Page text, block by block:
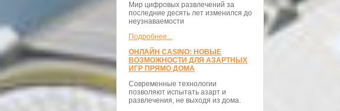
Мир цифровых развлечений за
последние десять лет изменился до
неузнаваемости
Подробнее...
ОНЛАЙН CASINO: НОВЫЕ
ВОЗМОЖНОСТИ ДЛЯ АЗАРТНЫХ
ИГР ПРЯМО ДОМА
Современные технологии
позволяют испытать азарт и
развлечения, не выходя из дома.